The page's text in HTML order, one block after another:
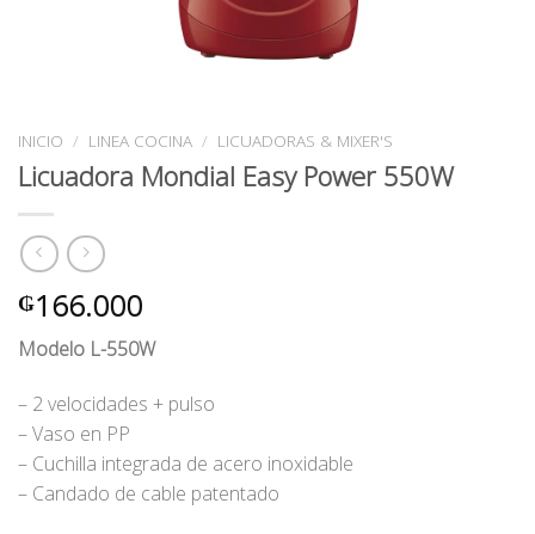
INICIO / LINEA COCINA / LICUADORAS & MIXER'S
Licuadora Mondial Easy Power 550W
₲166.000
Modelo L-550W
– 2 velocidades + pulso
– Vaso en PP
– Cuchilla integrada de acero inoxidable
– Candado de cable patentado